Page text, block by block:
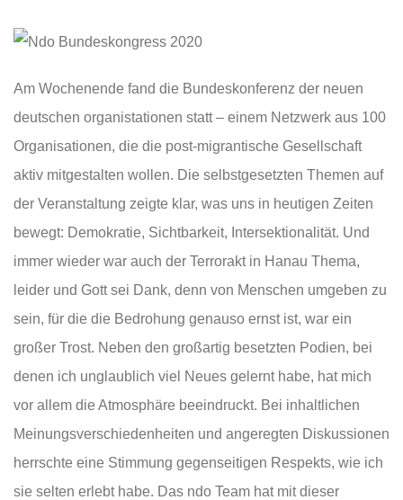
Am Wochenende fand die Bundeskonferenz der neuen
deutschen organistationen statt – einem Netzwerk aus 100
Organisationen, die die post-migrantische Gesellschaft
aktiv mitgestalten wollen. Die selbstgesetzten Themen auf
der Veranstaltung zeigte klar, was uns in heutigen Zeiten
bewegt: Demokratie, Sichtbarkeit, Intersektionalität. Und
immer wieder war auch der Terrorakt in Hanau Thema,
leider und Gott sei Dank, denn von Menschen umgeben zu
sein, für die die Bedrohung genauso ernst ist, war ein
großer Trost. Neben den großartig besetzten Podien, bei
denen ich unglaublich viel Neues gelernt habe, hat mich
vor allem die Atmosphäre beeindruckt. Bei inhaltlichen
Meinungsverschiedenheiten und angeregten Diskussionen
herrschte eine Stimmung gegenseitigen Respekts, wie ich
sie selten erlebt habe. Das ndo Team hat mit dieser